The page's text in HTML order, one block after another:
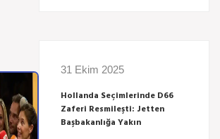
31 Ekim 2025
Hollanda Seçimlerinde D66
Zaferi Resmileşti: Jetten
Başbakanlığa Yakın